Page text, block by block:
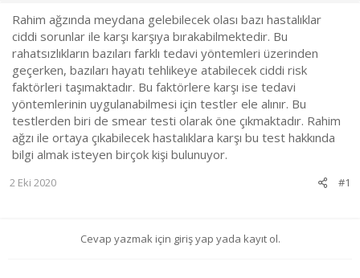
t
a
n
r
i
h
i
Rahim ağzında meydana gelebilecek olası bazı hastalıklar
ciddi sorunlar ile karşı karşıya bırakabilmektedir. Bu
rahatsızlıkların bazıları farklı tedavi yöntemleri üzerinden
geçerken, bazıları hayatı tehlikeye atabilecek ciddi risk
faktörleri taşımaktadır. Bu faktörlere karşı ise tedavi
yöntemlerinin uygulanabilmesi için testler ele alınır. Bu
testlerden biri de smear testi olarak öne çıkmaktadır. Rahim
ağzı ile ortaya çıkabilecek hastalıklara karşı bu test hakkında
bilgi almak isteyen birçok kişi bulunuyor.
#1
2 Eki 2020
Cevap yazmak için giriş yap yada kayıt ol.